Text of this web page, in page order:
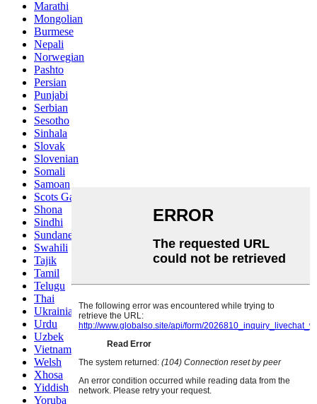
Marathi
Mongolian
Burmese
Nepali
Norwegian
Pashto
Persian
Punjabi
Serbian
Sesotho
Sinhala
Slovak
Slovenian
Somali
Samoan
Scots Gaelic
Shona
Sindhi
Sundanese
Swahili
Tajik
Tamil
Telugu
Thai
Ukrainian
Urdu
Uzbek
Vietnamese
Welsh
Xhosa
Yiddish
Yoruba